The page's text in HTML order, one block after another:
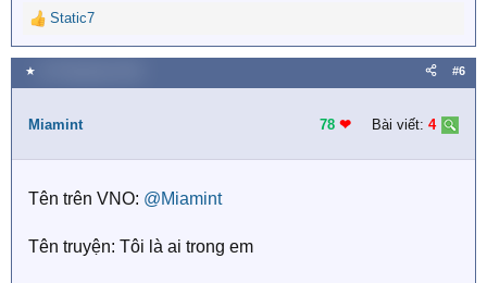
R
e
a
c
i
n
Static7
★ #6
Miamint 78 ❤︎ Bài viết: 4
Tên trên VNO: @Miamint
Tên truyện: Tôi là ai trong em